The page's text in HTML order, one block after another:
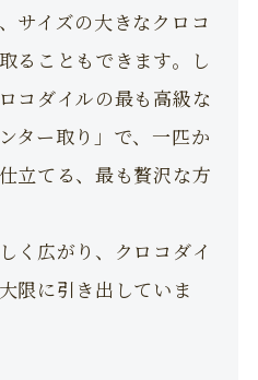
サイズの大きなクロコ
ることもできます。し
コダイルの最も高級な
ター取り」で、一匹か
立てる、最も贅沢な方
く広がり、クロコダイ
限に引き出していま